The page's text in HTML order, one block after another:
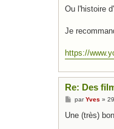
Ou l'histoire
Je
https://
Re: Des
M
s
parYves »
Une (très)